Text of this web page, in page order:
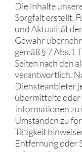
Die Inhalte
Sorgfalt erstellt.
und Aktualität
Gewähr
gemäß § 7 Abs.1
Seiten nach den
verantwortlich.
Diensteanbieter
übermittelte
Informationen zu
Umständen zu
Tätigkeit
Entfernung oder